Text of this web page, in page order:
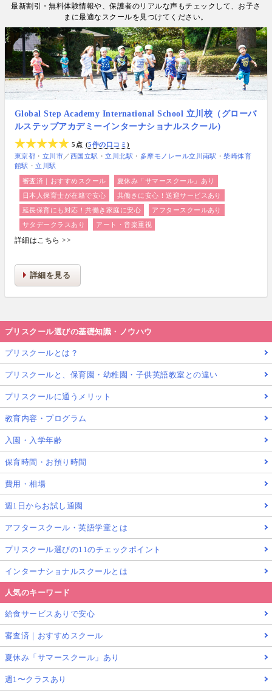
最新割引・無料体験情報や、保護者のリアルな声もチェックして、お子さ
まに最適なスクールを見つけてください。
Global Step Academy International School 立川校（グローバ
ルステップアカデミーインターナショナルスクール）
5点
5件の口コミ
東京都
立川市 ／ 西国立駅 立川北駅 多摩モノレール立川南駅
柴崎体育
館駅
立川駅
審査済｜おすすめスクール
夏休み「サマースクール」あり
日本人保育士が在籍で安心
共働きに安心！送迎サービスあり
延長保育にも対応！共働き家庭に安心
アフタースクールあり
サタデークラスあり
アート・音楽重視
詳細はこちら >>
詳細を見る
プリスクール選びの基礎知識・ノウハウ
プリスクールとは？
プリスクールと、保育園・幼稚園・子供英語教室との違い
プリスクールに通うメリット
教育内容・プログラム
入園・入学年齢
保育時間・お預り時間
費用・相場
週1日からお試し通園
アフタースクール・英語学童とは
プリスクール選びの11のチェックポイント
インターナショナルスクールとは
人気のキーワード
給食サービスありで安心
審査済｜おすすめスクール
夏休み「サマースクール」あり
週1〜クラスあり